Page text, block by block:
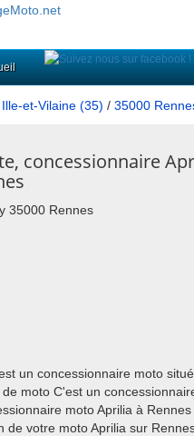
Ille-et-Vilaine (35) / 35000
concessionnaire
35000 Rennes
un concessionnaire moto
moto C'est un
moto Aprilia à
de votre moto Aprilia sur